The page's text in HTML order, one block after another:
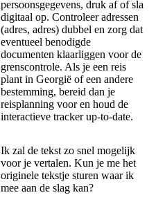
persoonsgegevens, druk af of sla
digitaal op. Controleer adressen
(adres, adres) dubbel en zorg dat
eventueel benodigde
documenten klaarliggen voor de
grenscontrole. Als je een reis
plant in Georgië of een andere
bestemming, bereid dan je
reisplanning voor en houd de
interactieve tracker up-to-date.
Ik zal de tekst zo snel mogelijk
voor je vertalen. Kun je me het
originele tekstje sturen waar ik
mee aan de slag kan?